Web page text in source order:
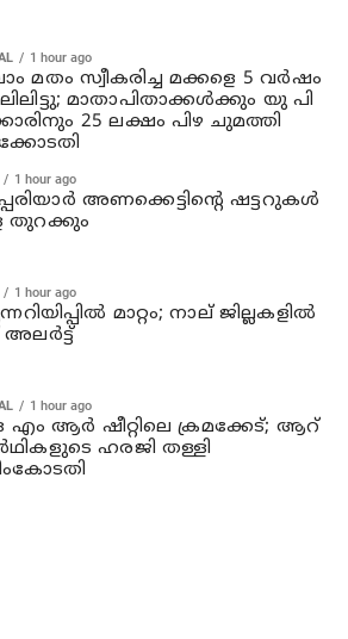
1 hour ago
മതം സ്വീകരിച്ച മക്കളെ 5 വർഷം
മാതാപിതാക്കൾക്കും യു പി
25 ലക്ഷം പിഴ ചുമത്തി
1 hour ago
അണക്കെട്ടിന്റെ ഷട്ടറുകള്‍
തുറക്കും
1 hour ago
മാറ്റം; നാല് ജില്ലകളില്‍
1 hour ago
ഒ എം ആര്‍ ഷീറ്റിലെ ക്രമക്കേട്; ആറ്
ഹരജി തള്ളി